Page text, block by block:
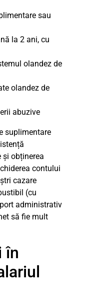
sau
la 2 ani, cu
olandez de
olandez de
abuzive
suplimentare
obținerea
contului
cazare
(cu
administrativ
să fie mult
în